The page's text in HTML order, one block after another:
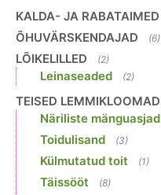
KALDA- JA RABATAIMED
ÕHUVÄRSKENDAJAD (6)
LÕIKELILLED (2)
Leinaseaded (2)
TEISED LEMMIKLOOMAD
Näriliste mänguasjad
Toidulisand (3)
Külmutatud toit (1)
Täissööt (8)